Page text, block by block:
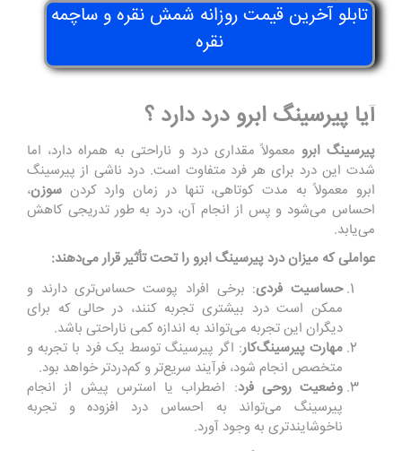
تابلو آخرین قیمت روزانه شمش نقره و ساچمه
نقره
آیا پیرسینگ ابرو درد دارد ؟
پیرسینگ ابرو معمولاً مقداری درد و ناراحتی به همراه دارد، اما
شدت این درد برای هر فرد متفاوت است. درد ناشی از پیرسینگ
ابرو معمولاً به مدت کوتاهی، تنها در زمان وارد کردن سوزن،
احساس می‌شود و پس از انجام آن، درد به طور تدریجی کاهش
می‌یابد.
عواملی که میزان درد پیرسینگ ابرو را تحت تأثیر قرار می‌دهند:
حساسیت فردی: برخی افراد پوست حساس‌تری دارند و
ممکن است درد بیشتری تجربه کنند، در حالی که برای
دیگران این تجربه می‌تواند به اندازه کمی ناراحتی باشد.
مهارت پیرسینگ‌کار: اگر پیرسینگ توسط یک فرد با تجربه و
متخصص انجام شود، فرآیند سریع‌تر و کم‌دردتر خواهد بود.
وضعیت روحی فرد: اضطراب یا استرس پیش از انجام
پیرسینگ می‌تواند به احساس درد افزوده و تجربه
ناخوشایندتری به وجود آورد.